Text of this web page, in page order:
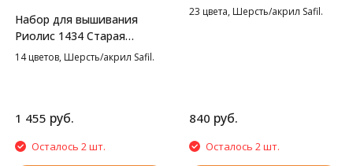
Набор для вышивания
Риолис 1434 Старая
фотография. Ривьера,
14 цветов, Шерсть/акрил Safil.
1 455 руб.
Осталось 2 шт.
бруснике, 25*25 см
23 цвета, Шерсть/акрил Safil.
840 руб.
Осталось 2 шт.